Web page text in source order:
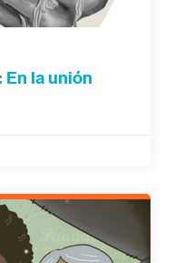
En la unión